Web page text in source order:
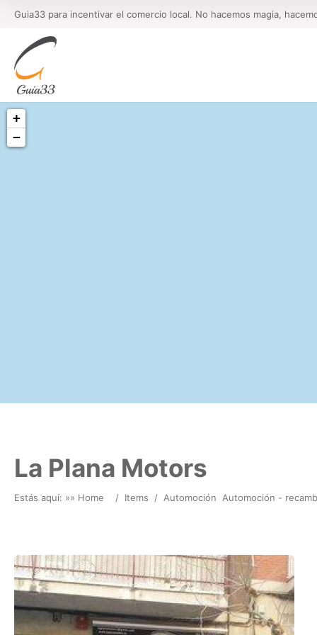
Guia33 para incentivar el comercio local. No hacemos magia,
+
−
La Plana Motors
Estás aquí: »» Home / Items / Automoción Automoción -